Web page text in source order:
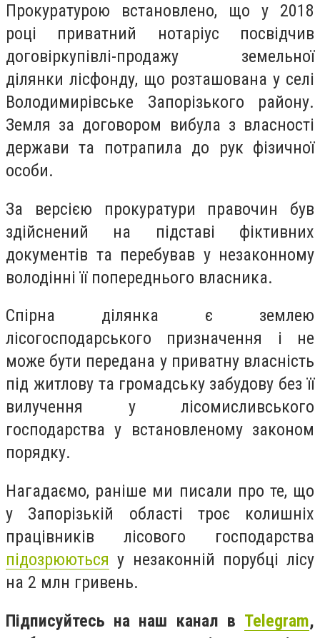
Прокуратурою встановлено, що у 2018
році приватний нотаріус посвідчив
договіркупівлі-продажу земельної
ділянки лісфонду, що розташована у селі
Володимирівське Запорізького району.
Земля за договором вибула з власності
держави та потрапила до рук фізичної
особи.
За версією прокуратури правочин був
здійснений на підставі фіктивних
документів та перебував у незаконному
володінні її попереднього власника.
Спірна ділянка є землею
лісогосподарського призначення і не
може бути передана у приватну власність
під житлову та громадську забудову без її
вилучення у лісомисливського
господарства у встановленому законом
порядку.
Нагадаємо, раніше ми писали про те, що
у Запорізькій області троє колишніх
працівників лісового господарства
підозрюються у незаконній порубці лісу
на 2 млн гривень.
Підписуйтесь на наш канал в Telegram,